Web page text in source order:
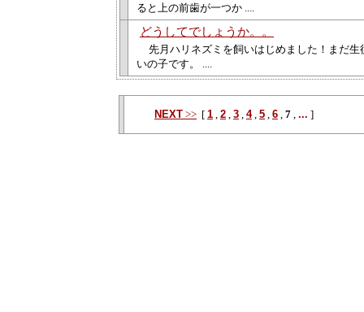
ると上の前歯が一つか ....
どうしてでしょうか。。
先月ハリネズミを飼いはじめました！まだ生
いの子です。 ....
NEXT >> [ 1 , 2 , 3 , 4, 5 , 6 , 7 , ... ]